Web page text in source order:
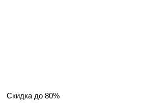
Скидка до 80%